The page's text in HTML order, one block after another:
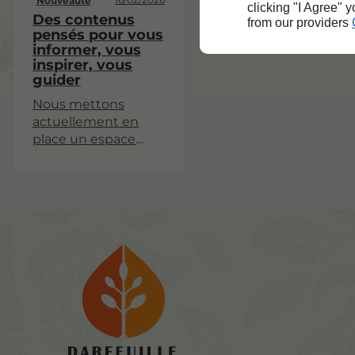
clicking "I Agree"
from our providers
Des contenus
pensés pour vous
informer, vous
inspirer, vous
guider
Nous mettons
actuellement en
place un espace
découvrir nos
premiers articles !